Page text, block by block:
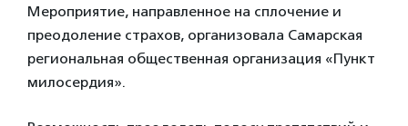
Мероприятие, направленное на сплочение и
преодоление страхов, организовала Самарская
региональная общественная организация «Пункт
милосердия».